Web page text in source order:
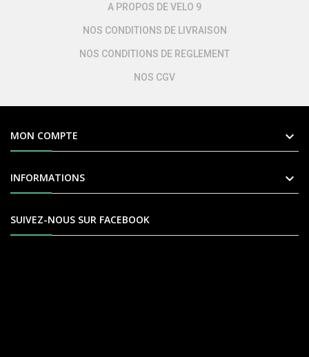
A PROPOS DE VELO 9
NOS CONDITIONS DE LIVRAISON
NOS CONDITIONS DE REGLEMENT
NOS CGV
MON COMPTE 
INFORMATIONS 
SUIVEZ-NOUS SUR FACEBOOK